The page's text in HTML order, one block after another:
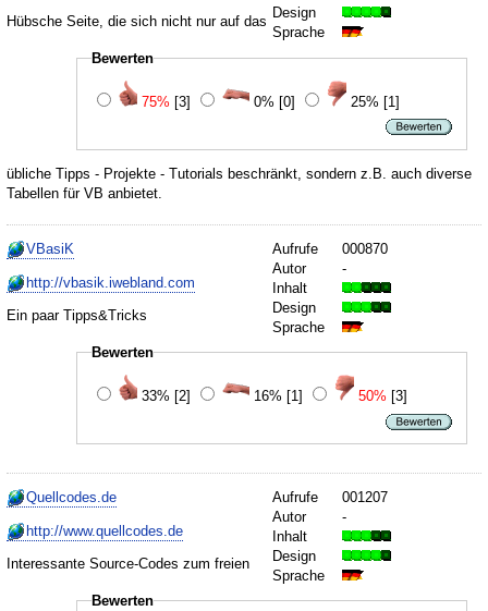
Design
Sprache
Bewerten
75% [3] 0% [0] 25% [1]
Hübsche Seite, die sich nicht nur auf das
übliche Tipps - Projekte - Tutorials beschränkt, sondern z.B. auch diverse
Tabellen für VB anbietet.
Aufrufe
000870
Autor
-
Inhalt
Design
Sprache
Bewerten
33% [2] 16% [1] 50% [3]
VBasiK
http://vbasik.iwebland.com
Ein paar Tipps&Tricks
Aufrufe
001207
Autor
-
Inhalt
Design
Sprache
Bewerten
Quellcodes.de
http://www.quellcodes.de
Interessante Source-Codes zum freien